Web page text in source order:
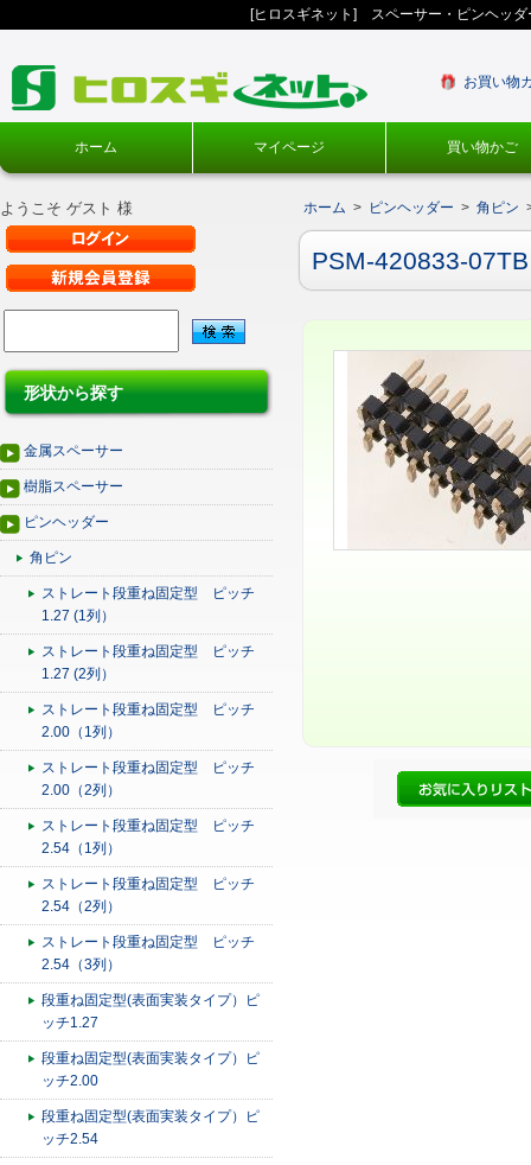
[ヒロスギネット] スペーサー・ピンヘッ
お買い物
ホーム マイページ 買い物かご
ようこそ ゲスト 様
形状から探す
金属スペーサー
樹脂スペーサー
ピンヘッダー
角ピン
ストレート段重ね固定型 ピッチ
1.27 (1列）
ストレート段重ね固定型 ピッチ
1.27 (2列）
ストレート段重ね固定型 ピッチ
2.00（1列）
ストレート段重ね固定型 ピッチ
2.00（2列）
ストレート段重ね固定型 ピッチ
2.54（1列）
ストレート段重ね固定型 ピッチ
2.54（2列）
ストレート段重ね固定型 ピッチ
2.54（3列）
段重ね固定型(表面実装タイプ）ピ
ッチ1.27
段重ね固定型(表面実装タイプ）ピ
ッチ2.00
段重ね固定型(表面実装タイプ）ピ
ッチ2.54
ホーム > ピンヘッダー > 角ピン
PSM-420833-07TB